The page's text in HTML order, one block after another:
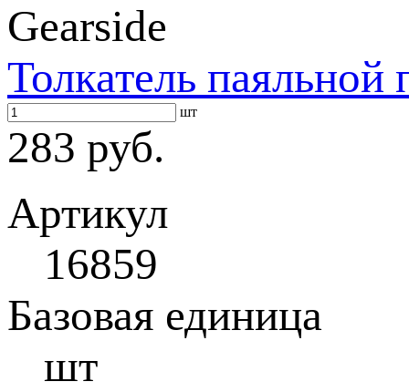
Gearside
Толкатель
шт
283 руб.
Артикул
16859
Базовая единица
шт